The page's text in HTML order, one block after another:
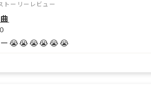
トーリーレビュー
ー😭😭😭😭😭😭